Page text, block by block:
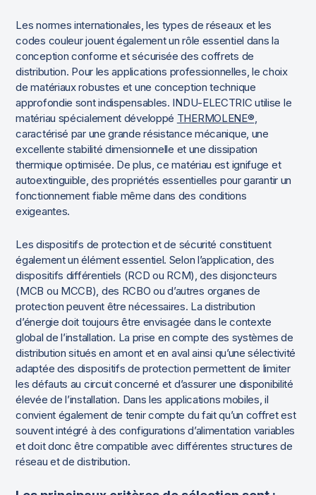
Les normes internationales, les types de réseaux et les
codes couleur jouent également un rôle essentiel dans la
conception conforme et sécurisée des coffrets de
distribution. Pour les applications professionnelles, le choix
de matériaux robustes et une conception technique
approfondie sont indispensables. INDU-ELECTRIC utilise le
matériau spécialement développé THERMOLENE®,
caractérisé par une grande résistance mécanique, une
excellente stabilité dimensionnelle et une dissipation
thermique optimisée. De plus, ce matériau est ignifuge et
autoextinguible, des propriétés essentielles pour garantir un
fonctionnement fiable même dans des conditions
exigeantes.
Les dispositifs de protection et de sécurité constituent
également un élément essentiel. Selon l’application, des
dispositifs différentiels (RCD ou RCM), des disjoncteurs
(MCB ou MCCB), des RCBO ou d’autres organes de
protection peuvent être nécessaires. La distribution
d’énergie doit toujours être envisagée dans le contexte
global de l’installation. La prise en compte des systèmes de
distribution situés en amont et en aval ainsi qu’une sélectivité
adaptée des dispositifs de protection permettent de limiter
les défauts au circuit concerné et d’assurer une disponibilité
élevée de l’installation. Dans les applications mobiles, il
convient également de tenir compte du fait qu’un coffret est
souvent intégré à des configurations d’alimentation variables
et doit donc être compatible avec différentes structures de
réseau et de distribution.